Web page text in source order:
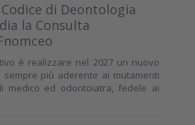
di Deontologia
la Consulta
è realizzare nel 2027 un nuovo
sempre più aderente ai mutamenti
medico ed odontoiatra, fedele ai